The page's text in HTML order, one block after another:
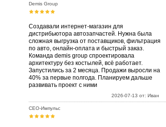
Demis Group
Создавали интернет-магазин для
дистрибьютора автозапчастей. Нужна была
сложная выгрузка от поставщиков, фильтрация
по авто, онлайн-оплата и быстрый заказ.
Команда demis group спроектировала
архитектуру без костылей, всё работает.
Запустились за 2 месяца. Продажи выросли на
40% за первые полгода. Планируем дальше
развивать проект с ними
2026-07-13 от: Иван
СЕО-Импульс